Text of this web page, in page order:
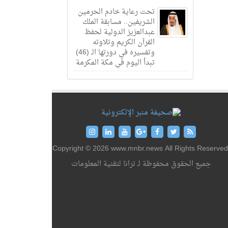
تحت رعاية خادم الحرمين
الشريفين.. مسابقة الملك
عبدالعزيز الدولية لحفظ
القرآن الكريم وتلاوته
وتفسيره في دورتها الـ (46)
تبدأ اليوم في مكة المكرمة
Copyright © 2026 www.mnbr.news All Rights
جميع الحقوق محفوظة لـ ترانا لتقنية المعلومات